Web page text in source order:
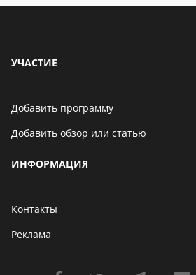
УЧАСТИЕ
Добавить программу
Добавить обзор или статью
ИНФОРМАЦИЯ
Контакты
Реклама